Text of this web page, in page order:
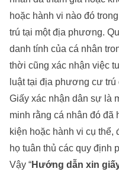
hoặc hành vi nào đó
trú tại một địa phương.
danh tính của cá nhân
thời cũng xác nhận việc
luật tại địa phương cư trú
Giấy xác nhận dân sự là
minh rằng cá nhân đó đã
kiện hoặc hành vi cụ
họ tuân thủ các quy định
Vậy “Hướng dẫn xin